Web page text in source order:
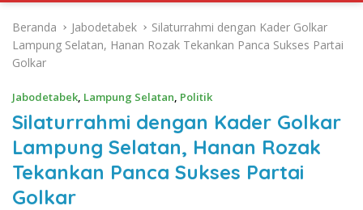
Beranda Jabodetabek
Silaturrahmi dengan Kader Golkar
Lampung Selatan, Hanan Rozak Tekankan Panca Sukses Partai
Golkar
Jabodetabek, Lampung Selatan, Politik
Silaturrahmi dengan Kader Golkar
Lampung Selatan, Hanan Rozak
Tekankan Panca Sukses Partai
Golkar